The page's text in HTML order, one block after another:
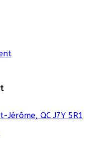
QC J7Y 5R1